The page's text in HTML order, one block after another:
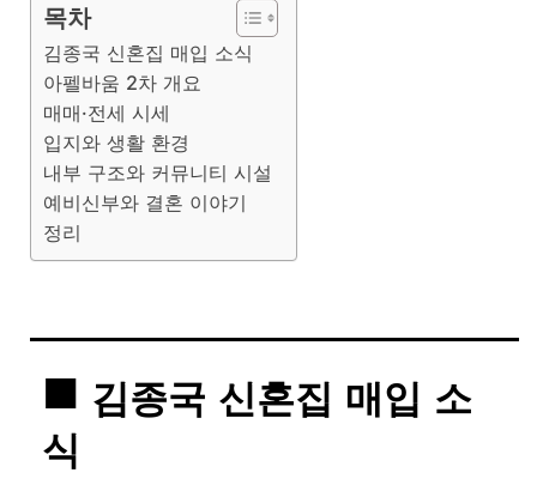
목차
김종국 신혼집 매입 소식
아펠바움 2차 개요
매매·전세 시세
입지와 생활 환경
내부 구조와 커뮤니티 시설
예비신부와 결혼 이야기
정리
김종국 신혼집 매입 소
식